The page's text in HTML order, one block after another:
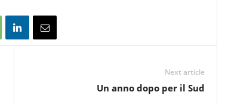
Next article
Un anno dopo per il Sud